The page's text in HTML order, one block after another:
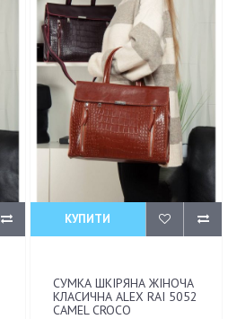
КУПИТИ
СУМКА ШКІРЯНА ЖІНОЧА
КЛАСИЧНА ALEX RAI 5052
CAMEL CROCO